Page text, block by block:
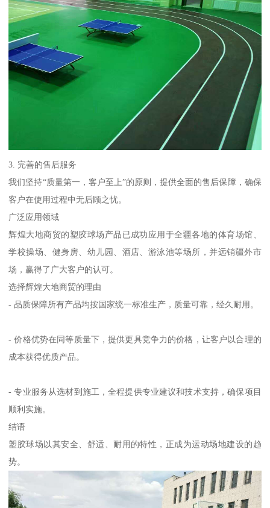
3. 完善的售后服务
我们坚持“质量第一，客户至上”的原则，提供全面的售后保障，确保
客户在使用过程中无后顾之忧。
广泛应用领域
辉煌大地商贸的塑胶球场产品已成功应用于全疆各地的体育场馆、
学校操场、健身房、幼儿园、酒店、游泳池等场所，并远销疆外市
场，赢得了广大客户的认可。
选择辉煌大地商贸的理由
- 品质保障所有产品均按国家统一标准生产，质量可靠，经久耐用。
- 价格优势在同等质量下，提供更具竞争力的价格，让客户以合理的
成本获得优质产品。
- 专业服务从选材到施工，全程提供专业建议和技术支持，确保项目
顺利实施。
结语
塑胶球场以其安全、舒适、耐用的特性，正成为运动场地建设的趋
势。